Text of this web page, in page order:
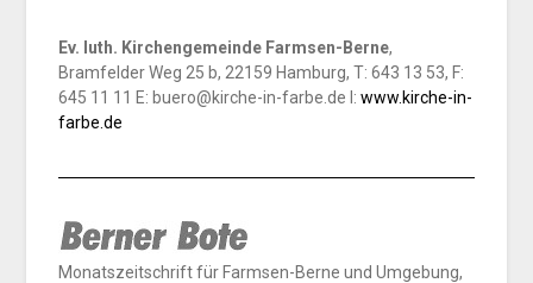
Ev. luth. Kirchengemeinde Farmsen-Berne,
Bramfelder Weg 25 b, 22159 Hamburg, T: 643 13 53, F:
645 11 11 E: buero@kirche-in-farbe.de I: www.kirche-in-
farbe.de
Monatszeitschrift für Farmsen-Berne und Umgebung,